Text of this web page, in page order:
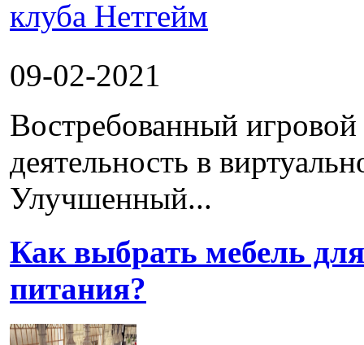
09-02-2021
Востребованный
деятельность в
Улучшенный...
Как выбрать мебель
питания?